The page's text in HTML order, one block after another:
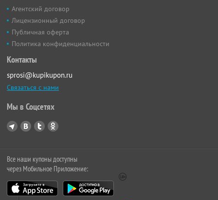
Агентский договор
Лицензионный договор
Публичная оферта
Политика конфиденциальности
Контакты
sprosi@kupikupon.ru
Связаться с нами
Мы в Соцсетях
Все наши купоны доступны
через Мобильное Приложение: